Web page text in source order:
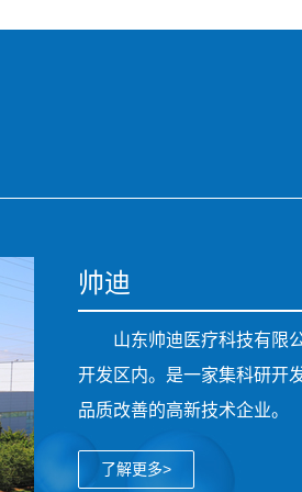
帅迪
山东帅迪医疗科技有限
开发区内。是一家集科研开
品质改善的高新技术企业。
了解更多>